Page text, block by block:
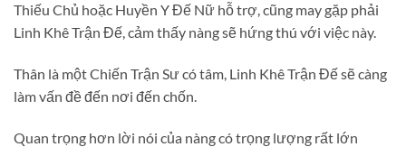
Thiếu Chủ hoặc Huyền Y Đế Nữ hỗ trợ, cũng may gặp phải
Linh Khê Trận Đế, cảm thấy nàng sẽ hứng thú với việc này.
Thân là một Chiến Trận Sư có tâm, Linh Khê Trận Đế sẽ càng
làm vấn đề đến nơi đến chốn.
Quan trọng hơn lời nói của nàng có trọng lượng rất lớn